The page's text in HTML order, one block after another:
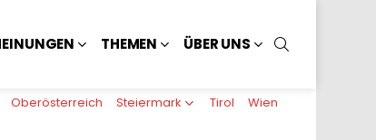
THEMEN ÜBER UNS
Oberösterreich Steiermark Tirol
Wien